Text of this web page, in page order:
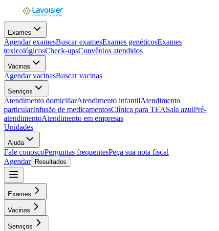
Exames
Agendar examesBuscar examesExames genéticosExames
toxicológicosCheck-upsConvênios atendidos
Vacinas
Agendar vacinasBuscar vacinas
Serviços
Atendimento domiciliarAtendimento infantilAtendimento
particularInfusão de medicamentosClínica para TEASala azulPré-
atendimentoAtendimento em empresas
Unidades
Ajuda
Fale conoscoPerguntas frequentesPeça sua nota fiscal
Agendar
Resultados
Exames
Vacinas
Serviços